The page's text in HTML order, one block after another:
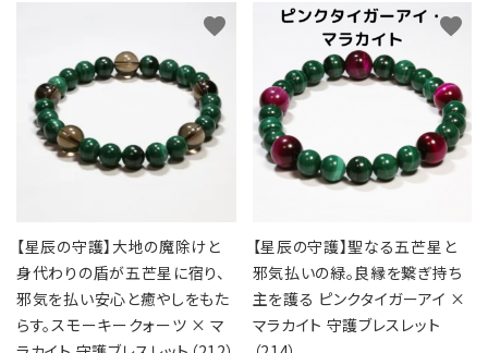
ラ行
5月誕生石
6月誕生石
7月誕生石
9月誕生石
10月誕生石
恋愛・結婚・愛情
幸運系
五芒星の
形【星辰の
六芒星の
形【万象の
天珠【悠久
の叡智】
願い事から選ぶ
シリーズから選ぶ
配送・送料について
特定商取引法に基づく表記
プライバシーポリシー
【星辰の守護】大地の魔除けと
身代わりの盾が五芒星に宿り、
邪気を払い安心と癒やしをもた
らす。スモーキークォーツ × マ
favorite
【星辰の守護】聖なる五芒星と
邪気払いの緑。良縁を繋ぎ持ち
主を護る ピンクタイガーアイ ×
マラカイト 守護ブレスレット
favorite